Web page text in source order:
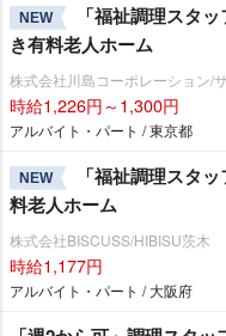
NEW
「福祉調理スタ
き有料老人ホーム
株式会社川島コーポレーション/
時給1,226円～1,300円
アルバイト・パート / 東京都
NEW
「福祉調理スタ
料老人ホーム
株式会社BISCUSS/HIBISU茨木
時給1,177円
アルバイト・パート / 大阪府